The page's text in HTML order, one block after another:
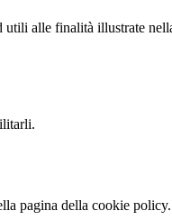
utili alle finalità illustrate
pagina della cookie policy.